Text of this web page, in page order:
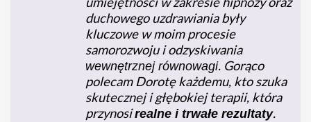
duchowego uzdrawiania były
kluczowe w moim procesie
samorozwoju i odzyskiwania
wewnętrznej równowagi. Gorąco
polecam Dorotę każdemu, kto szuka
skutecznej i głębokiej terapii, która
przynosirealne i trwałe rezultaty.